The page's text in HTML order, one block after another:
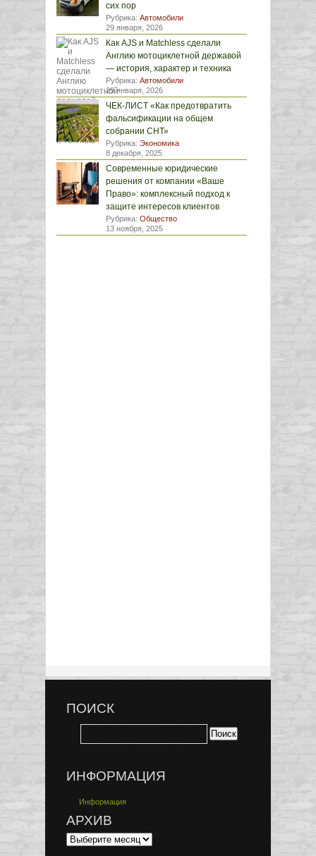
сих пор
Рубрика: Автомобили
29 января, 2026
Как AJS и Matchless сделали
Англию мотоциклетной державой
— история, характер и техника
Рубрика: Автомобили
29 января, 2026
ЧЕК-ЛИСТ «Как предотвратить
фальсификации на общем
собрании СНТ»
Рубрика: Экономика
8 декабря, 2025
Современные юридические
решения от компании «Ваше
Право»: комплексный подход к
защите интересов клиентов
Рубрика: Общество
13 ноября, 2025
ПОИСК
ИНФОРМАЦИЯ
Информация
АРХИВ